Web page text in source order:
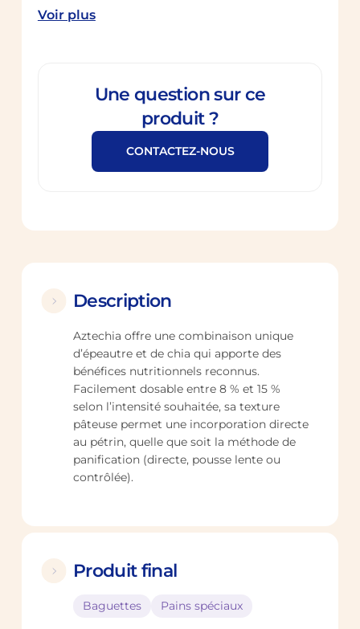
Voir plus
Une question sur ce
produit ?
CONTACTEZ-NOUS
Description
Aztechia offre une combinaison unique
d’épeautre et de chia qui apporte des
bénéfices nutritionnels reconnus.
Facilement dosable entre 8 % et 15 %
selon l’intensité souhaitée, sa texture
pâteuse permet une incorporation directe
au pétrin, quelle que soit la méthode de
panification (directe, pousse lente ou
contrôlée).
Produit final
Baguettes Pains spéciaux